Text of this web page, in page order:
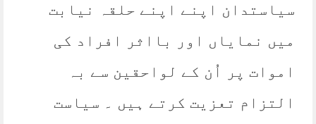
سیاستدان اپنے اپنے حلقہ نیابت
میں نمایاں اور بااثر افراد کی
اموات پر اُن کے لواحقین سے بہ
التزام تعزیت کرتے ہیں ۔ سیاست